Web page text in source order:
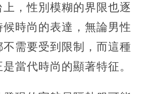
，性別模糊的界限也逐
時尚的表達，無論男性
需要受到限制，而這種
當代時尚的顯著特征。